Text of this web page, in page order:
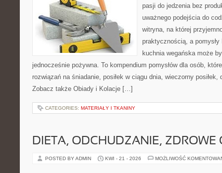
pasji do jedzenia bez
uważnego podejścia do
witryna, na której
praktycznością, a
kuchnia wegańska może
jednocześnie pożywna. To kompendium pomysłów dla osób,
rozwiązań na śniadanie, posiłek w ciągu dnia, wieczorny posiłek,
Zobacz także Obiady i Kolacje […]
CATEGORIES: MATERIAŁY I TKANINY
DIETA, ODCHUDZANIE, ZDROWE
POSTED BY ADMIN KWI - 21 - 2026 MOŻLIWOŚĆ